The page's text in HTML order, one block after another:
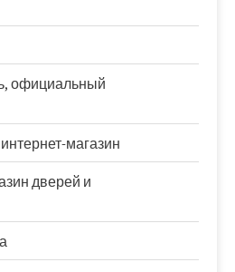
официальный
магазин
дверей и